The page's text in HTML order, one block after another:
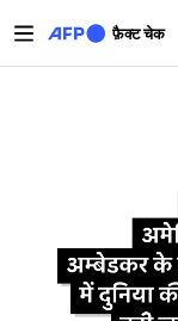
फ़ैक्ट चेक
प्राथमिक टैब्स